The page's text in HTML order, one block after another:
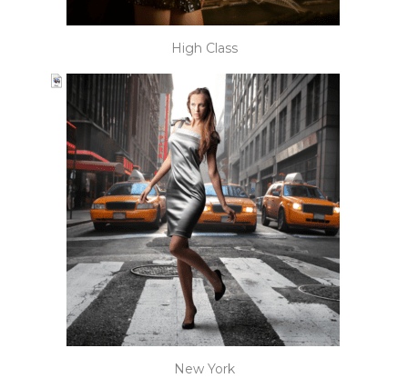
High Class
New York